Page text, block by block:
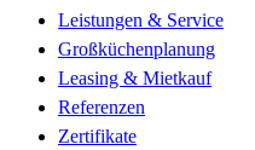
Leistungen & Service
Großküchenplanung
Leasing & Mietkauf
Referenzen
Zertifikate